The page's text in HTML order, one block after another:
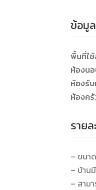
ข้อมูล
พื้นที่ใ
ห้องน
ห้องรั
ห้องครั
รายล
– ขนา
– บ้าน
– สาม